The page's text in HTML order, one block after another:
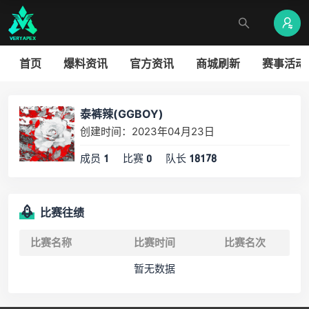
首页 爆料资讯 官方资讯 商城刷新 赛事活动
泰裤辣(GGBOY)
创建时间：2023年04月23日
成员 1 比赛 0 队长 18178
比赛往绩
比赛名称 比赛时间
比赛名次
暂无数据